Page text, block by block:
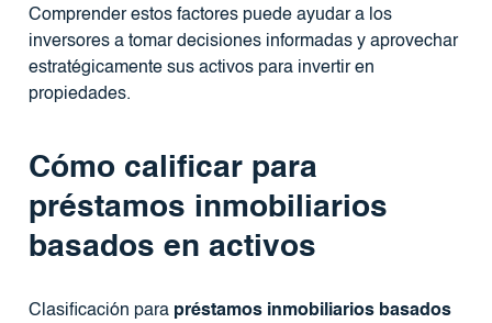
Comprender estos factores puede ayudar a los
inversores a tomar decisiones informadas y aprovechar
estratégicamente sus activos para invertir en
propiedades.
Cómo calificar para
préstamos inmobiliarios
basados ​​en activos
Clasificación para préstamos inmobiliarios basados ​​